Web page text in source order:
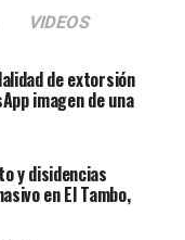
VIDEOS
de extorsión
imagen de una
y disidencias
en El Tambo,